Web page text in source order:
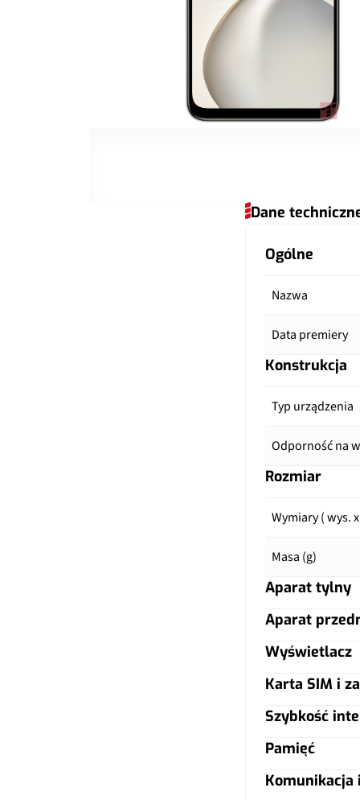
Dane
Ogólne
Nazwa
Data premiery
Konstrukcja
Typ urządzenia
Odporność na
Rozmiar
Wymiary ( wys.
Masa (g)
Aparat tylny
Główny aparat
Autofocus
Lampa błyskowa
Przysłona
Aparat
Główny aparat
Lampa błyskowa
Przysłona
Wyświetlacz
Typ ekranu
Rozdzielczość
Karta SIM i
Typ karty SIM
Szybkość
LTE
Pamięć
Warianty pamięci
Komunikacja